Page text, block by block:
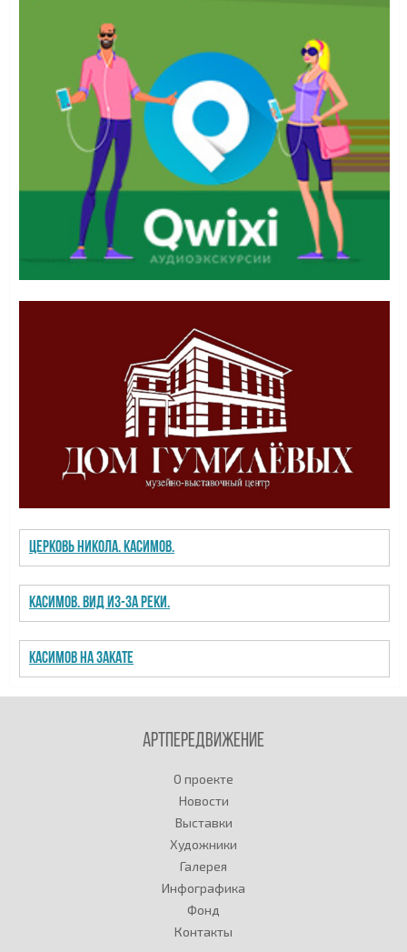
Церковь Никола. Касимов.
Касимов. Вид из-за реки.
Касимов на закате
Артпередвижение
О проекте
Новости
Выставки
Художники
Галерея
Инфографика
Фонд
Контакты